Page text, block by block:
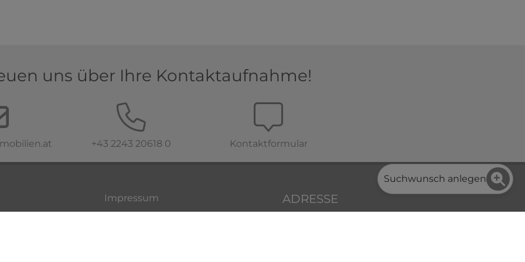
uns über Ihre Kontaktaufnahme!
+43 2243 20618 0 Kontaktformular
Impressum ADRESSE
Suchwunsch anlegen